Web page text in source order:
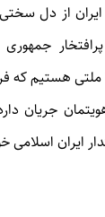
از دل
ملتی هستیم که
جریان
ایران اسلامی